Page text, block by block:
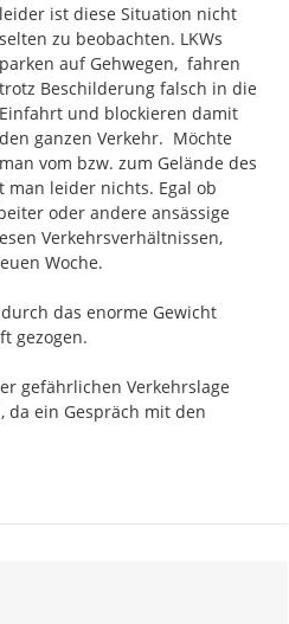
leider ist diese Situation nicht
selten zu beobachten. LKWs
parken auf Gehwegen,  fahren
trotz Beschilderung falsch in die
Einfahrt und blockieren damit
den ganzen Verkehr.  Möchte
man vom bzw. zum Gelände des
man leider nichts. Egal ob
oder andere ansässige
Verkehrsverhältnissen,
Woche.
das enorme Gewicht
gezogen.
gefährlichen Verkehrslage
da ein Gespräch mit den